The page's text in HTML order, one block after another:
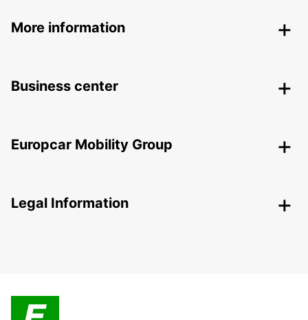
More information
Business center
Europcar Mobility Group
Legal Information